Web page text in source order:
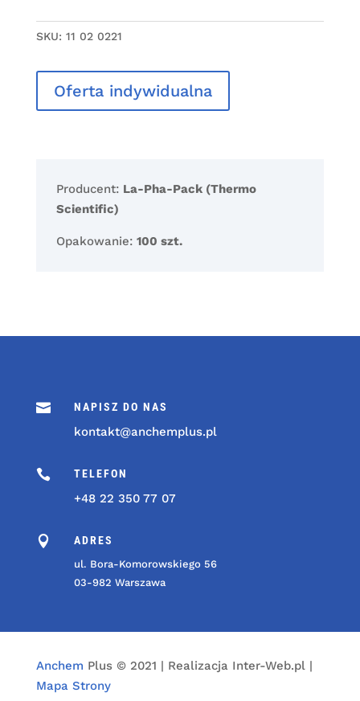
SKU: 11 02 0221
Oferta indywidualna
Producent: La-Pha-Pack (Thermo
Scientific)
Opakowanie: 100 szt.
 NAPISZ DO NAS
kontakt@anchemplus.pl
 TELEFON
+48 22 350 77 07
 ADRES
ul. Bora-Komorowskiego 56
03-982 Warszawa
Anchem Plus © 2021 | Realizacja Inter-Web.pl |
Mapa Strony